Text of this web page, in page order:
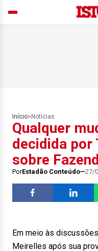
Início> Notícias
Qualquer
decidida por
sobre
PorEstadão Conteúdo 27/
Em meio às
Meirelles após sua